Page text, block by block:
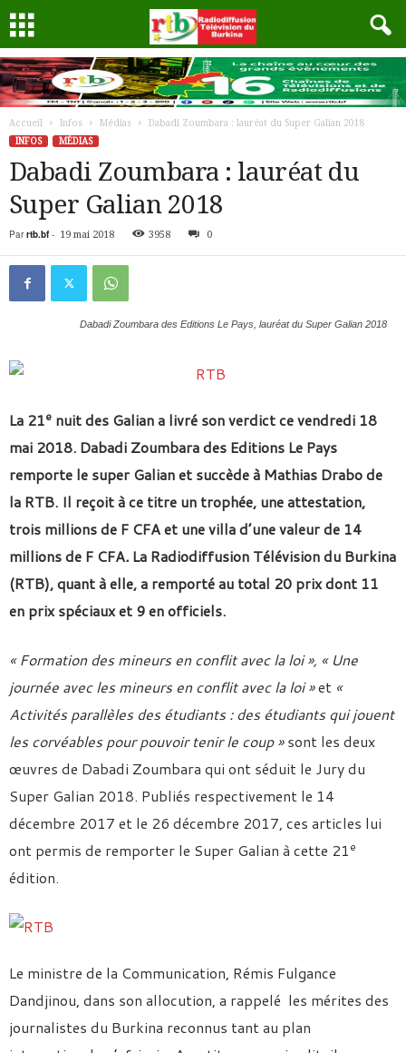
Accueil Infos Médias
Dabadi Zoumbara : lauréat du Super Galian 2018
INFOS
MÉDIAS
Dabadi Zoumbara : lauréat du
Super Galian 2018
Par rtb.bf- 19 mai 2018 3958 0
Dabadi Zoumbara des Editions Le Pays, lauréat du Super Galian 2018
La 21e nuit des Galian a livré son verdict ce vendredi 18
mai 2018. Dabadi Zoumbara des Editions Le Pays
remporte le super Galian et succède à Mathias Drabo de
la RTB. Il reçoit à ce titre un trophée, une attestation,
trois millions de F CFA et une villa d’une valeur de 14
millions de F CFA. La Radiodiffusion Télévision du Burkina
(RTB), quant à elle, a remporté au total 20 prix dont 11
en prix spéciaux et 9 en officiels.
« Formation des mineurs en conflit avec la loi », « Une
journée avec les mineurs en conflit avec la loi »et «
Activités parallèles des étudiants : des étudiants qui jouent
les corvéables pour pouvoir tenir le coup »sont les deux
œuvres de Dabadi Zoumbara qui ont séduit le Jury du
Super Galian 2018. Publiés respectivement le 14
décembre 2017 et le 26 décembre 2017, ces articles lui
ont permis de remporter le Super Galian à cette 21e
édition.
Le ministre de la Communication, Rémis Fulgance
Dandjinou, dans son allocution, a rappelé les mérites des
journalistes du Burkina reconnus tant au plan